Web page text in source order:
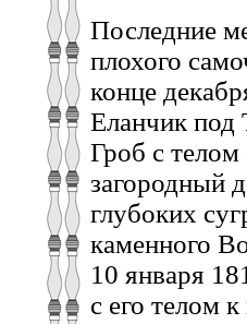
Последние
плохого
конце
Еланчик под
Гроб с
загородный
глубоких
каменного
10 января
с его телом